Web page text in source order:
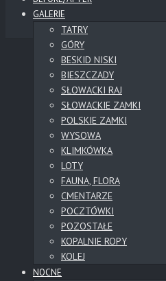
GALERIE
TATRY
GÓRY
BESKID NISKI
BIESZCZADY
SŁOWACKI RAJ
SŁOWACKIE ZAMKI
POLSKIE ZAMKI
WYSOWA
KLIMKÓWKA
LOTY
FAUNA, FLORA
CMENTARZE
POCZTÓWKI
POZOSTAŁE
KOPALNIE ROPY
KOLEJ
NOCNE